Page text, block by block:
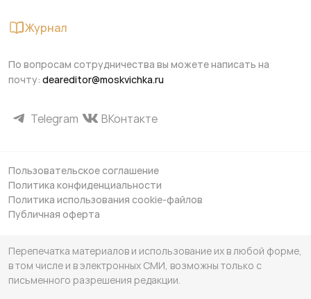
Журнал
По вопросам сотрудничества вы можете написать на
почту: deareditor@moskvichka.ru
Telegram ВКонтакте
Пользовательское соглашение
Политика конфиденциальности
Политика использования cookie-файлов
Публичная оферта
Перепечатка материалов и использование их в любой форме,
в том числе и в электронных СМИ, возможны только с
письменного разрешения редакции.